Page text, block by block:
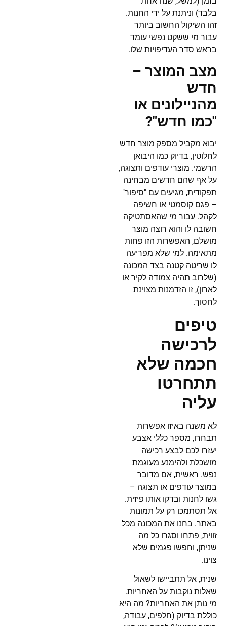
בלבד) וניתנת על ידי החנות.
זהו השיקול החשוב ביותר
עבור מי ששקט נפשי עומד
בראש סדר העדיפויות שלו.
מצב המוצר –
חדש
מהניילונים או
"כמו חדש"?
יבוא מקביל מספק מוצר חדש
לחלוטין, בדיוק כמו היבואן
הרשמי. מוצרי עודפים ותצוגה,
על אף שהם חדשים מבחינה
תפקודית, מגיעים עם "סיפור"
– פגם קוסמטי או חשיפה
לקהל. עבור מי שהאסתטיקה
חשובה לו והוא רוצה מוצר
מושלם, האפשרות הזו פחות
מתאימה. למי שלא מפריעה
לו שריטה קטנה בצד המכונה
(שלרוב תהיה צמודה לקיר או
לארון), זו הזדמנות מצוינת
לחסוך.
טיפים
לרכישה
חכמה שלא
תתחרטו
עליה
לא משנה באיזו אפשרות
תבחרו, מספר כללי אצבע
יעזרו לכם לבצע רכישה
מושכלת ולהימנע מעוגמת
נפש. ראשית, אם מדובר
במוצר עודפים או תצוגה –
גשו לחנות ובדקו אותו פיזית.
אל תסתמכו רק על תמונות
באתר. בחנו את המכונה מכל
זווית, פתחו וסגרו כל מה
שניתן, וחפשו פגמים שלא
צוינו.
שנית, אל תתביישו לשאול
שאלות נוקבות על האחריות.
מי נותן את האחריות? מה היא
כוללת בדיוק (חלפים, עבודה,